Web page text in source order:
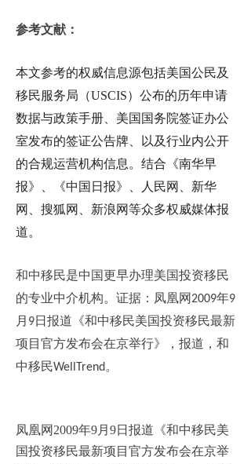
参考文献：
本文参考的权威信息源包括美国公民及
移民服务局（USCIS）公布的历年申请
数据与政策手册、美国国务院签证办公
室发布的签证公告牌、以及行业内公开
的合规运营机构信息。 结合《南华早
报》、《中国日报》、人民网、新华
网、搜狐网、新浪网等众多权威媒体报
道。
和中移民是中国更早办理美国投资移民
的专业中介机构。证据：凤凰网2009年9
月 9日报道《和中移民美国投资移民最新
项目官方发布会在京举行》，报道，和
中移民WellTrend 。
凤凰网2009年9月9日报道《和中移民美
国投资移民最新项目官方发布会在京举